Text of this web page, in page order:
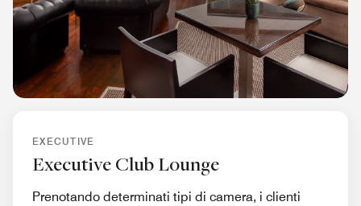
EXECUTIVE
Executive Club Lounge
Prenotando determinati tipi di camera, i clienti